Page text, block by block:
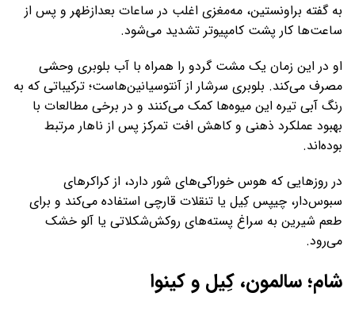
به گفته براونستین، مه‌مغزی اغلب در ساعات بعدازظهر و پس از
ساعت‌ها کار پشت کامپیوتر تشدید می‌شود.
او در این زمان یک مشت گردو را همراه با آب بلوبری وحشی
مصرف می‌کند. بلوبری سرشار از آنتوسیانین‌هاست؛ ترکیباتی که به
رنگ آبی تیره این میوه‌ها کمک می‌کنند و در برخی مطالعات با
بهبود عملکرد ذهنی و کاهش افت تمرکز پس از ناهار مرتبط
بوده‌اند.
در روزهایی که هوس خوراکی‌های شور دارد، از کراکرهای
سبوس‌دار، چیپس کِیل یا تنقلات قارچی استفاده می‌کند و برای
طعم شیرین به سراغ پسته‌های روکش‌شکلاتی یا آلو خشک
می‌رود.
شام؛ سالمون، کِیل و کینوا